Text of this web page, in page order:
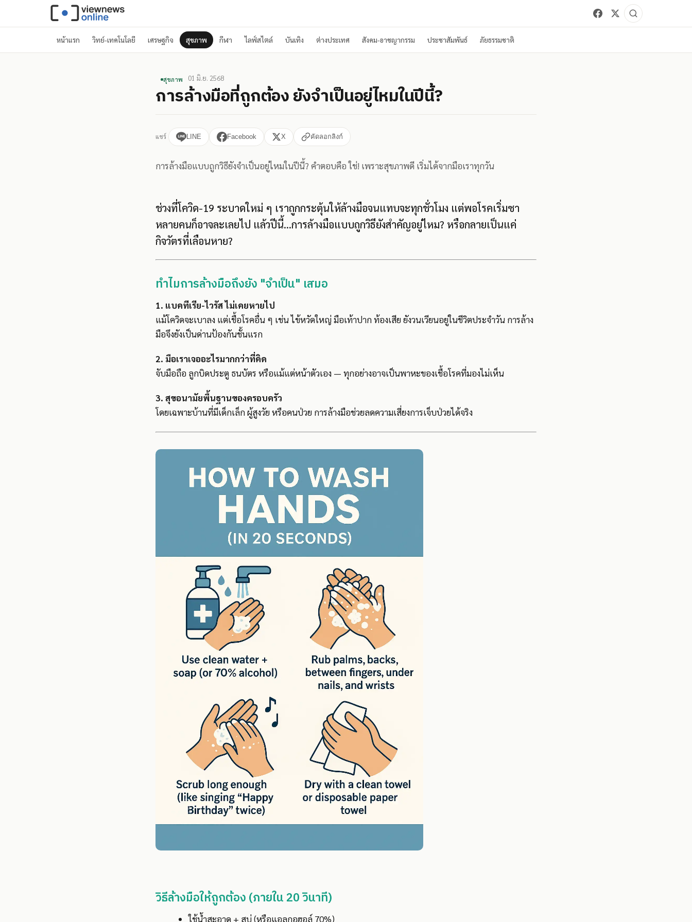
หน้าแรก วิทย์-เทคโนโลยี เศรษฐกิจ สุขภาพ กีฬา ไลฟ์สไตล์ บันเทิง ต่างประเทศ สังคม-อาชญากรรม ประชาสัมพันธ์ ภัยธรรมชาติ
สุขภาพ 01 มิ.ย. 2568
การล้างมือที่ถูกต้อง ยังจำเป็นอยู่ไหมในปีนี้?
แชร์ LINE Facebook X คัดลอกลิงก์
การล้างมือแบบถูกวิธียังจำเป็นอยู่ไหมในปีนี้? คำตอบคือ ใช่! เพราะสุขภาพดี เริ่มได้จากมือเราทุกวัน
ช่วงที่โควิด-19 ระบาดใหม่ ๆ เราถูกกระตุ้นให้ล้างมือจนแทบจะทุกชั่วโมง แต่พอโรคเริ่มซา
หลายคนก็อาจละเลยไป แล้วปีนี้…การล้างมือแบบถูกวิธียังสำคัญอยู่ไหม? หรือกลายเป็นแค่
กิจวัตรที่เลือนหาย?
ทำไมการล้างมือถึงยัง "จำเป็น" เสมอ
1. แบคทีเรีย-ไวรัส ไม่เคยหายไป
แม้โควิดจะเบาลง แต่เชื้อโรคอื่น ๆ เช่น ไข้หวัดใหญ่ มือเท้าปาก ท้องเสีย ยังวนเวียนอยู่ในชีวิตประจำวัน การล้าง
มือจึงยังเป็นด่านป้องกันชั้นแรก
2. มือเราเจออะไรมากกว่าที่คิด
จับมือถือ ลูกบิดประตู ธนบัตร หรือแม้แต่หน้าตัวเอง — ทุกอย่างอาจเป็นพาหะของเชื้อโรคที่มองไม่เห็น
3. สุขอนามัยพื้นฐานของครอบครัว
โดยเฉพาะบ้านที่มีเด็กเล็ก ผู้สูงวัย หรือคนป่วย การล้างมือช่วยลดความเสี่ยงการเจ็บป่วยได้จริง
วิธีล้างมือให้ถูกต้อง (ภายใน 20 วินาที)
ใช้น้ำสะอาด + สบู่ (หรือแอลกอฮอล์ 70%)